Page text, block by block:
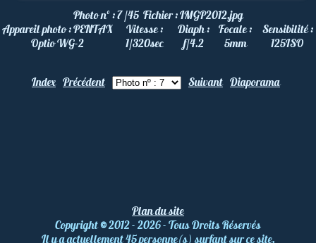
Photo nº :7 /45 Fichier :IMGP2012.jpg
Appareil photo :PENTAX
Optio WG-2
Vitesse :
1/320sec
Diaph :
f/4.2
Focale :
5mm
Sensibilité :
125ISO
Index Précédent Suivant Diaporama
Plan du site
Copyright©2012 - 2026 - Tous Droits Réservés
Il y a actuellement 45 personne(s) surfant sur ce site.